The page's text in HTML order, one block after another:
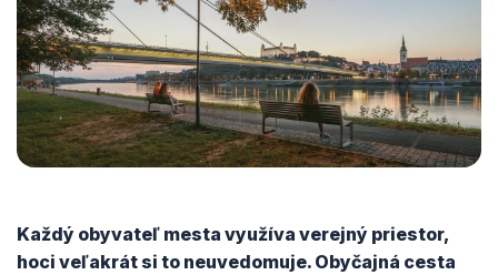
Každý obyvateľ mesta využíva verejný priestor,
hoci veľakrát si to neuvedomuje. Obyčajná cesta